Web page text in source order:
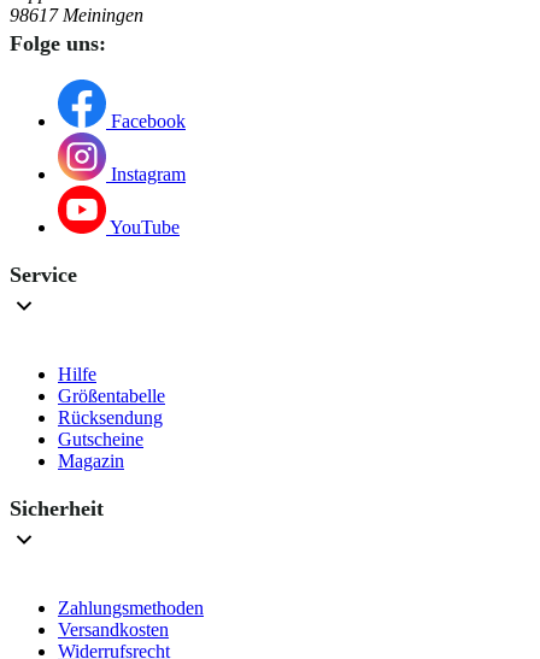
98617 Meiningen
Folge uns:
Facebook
Instagram
YouTube
Service
Hilfe
Größentabelle
Rücksendung
Gutscheine
Magazin
Sicherheit
Zahlungsmethoden
Versandkosten
Widerrufsrecht